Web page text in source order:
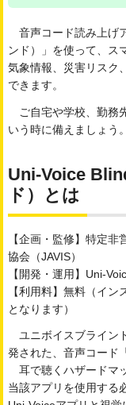
音声コード読み上げ
ンド）」を使って、ス
気象情報、災害リスク
できます。
ご自宅や学校、勤務
いう時に備えましょう。
Uni-Voice
ド）とは
【企画・監修】特定
協会（JAVIS）
【開発・運用】Uni-
【利用料】無料（イ
となります）
ユニボイスブライン
発された、音声コード
耳で聴くハザードマ
当該アプリを使用する